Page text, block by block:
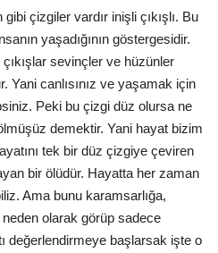
çizgiler vardır inişli çıkışlı. Bu
yaşadığının göstergesidir.
sevinçler ve hüzünler
Yani canlısınız ve yaşamak için
Peki bu çizgi düz olursa ne
demektir. Yani hayat bizim
tek bir düz çizgiye çeviren
bir ölüdür. Hayatta her zaman
Ama bunu karamsarlığa,
olarak görüp sadece
değerlendirmeye başlarsak işte o